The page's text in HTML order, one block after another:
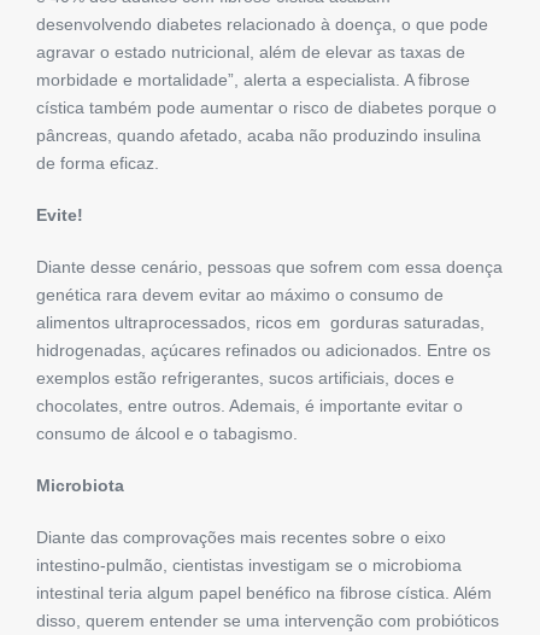
desenvolvendo diabetes relacionado à doença, o que pode
agravar o estado nutricional, além de elevar as taxas de
morbidade e mortalidade”, alerta a especialista. A fibrose
cística também pode aumentar o risco de diabetes porque o
pâncreas, quando afetado, acaba não produzindo insulina
de forma eficaz.
Evite!
Diante desse cenário, pessoas que sofrem com essa doença
genética rara devem evitar ao máximo o consumo de
alimentos ultraprocessados, ricos em gorduras saturadas,
hidrogenadas, açúcares refinados ou adicionados. Entre os
exemplos estão refrigerantes, sucos artificiais, doces e
chocolates, entre outros. Ademais, é importante evitar o
consumo de álcool e o tabagismo.
Microbiota
Diante das comprovações mais recentes sobre o eixo
intestino-pulmão, cientistas investigam se o microbioma
intestinal teria algum papel benéfico na fibrose cística. Além
disso, querem entender se uma intervenção com probióticos